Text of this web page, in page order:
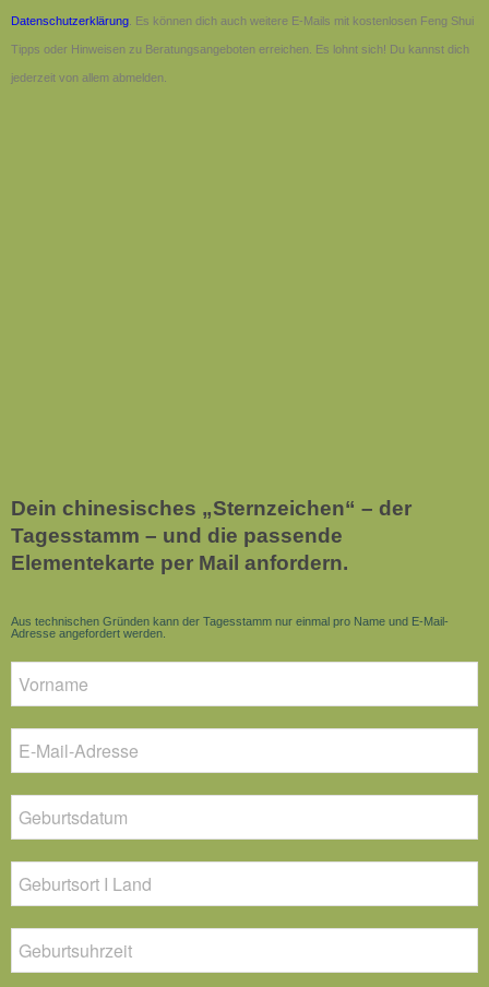
Datenschutzerklärung . Es können dich auch weitere E-Mails mit kostenlosen Feng Shui
Tipps oder Hinweisen zu Beratungsangeboten erreichen. Es lohnt sich! Du kannst dich
jederzeit von allem abmelden.
Dein chinesisches „Sternzeichen“ – der
Tagesstamm – und die passende
Elementekarte per Mail anfordern.
Aus technischen Gründen kann der Tagesstamm nur einmal pro Name und E-Mail-
Adresse angefordert werden.